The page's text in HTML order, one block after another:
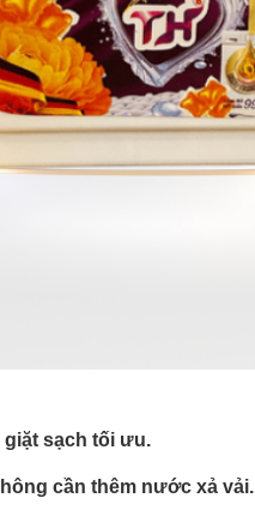
giặt sạch tối ưu.
cần thêm nước xả vải.